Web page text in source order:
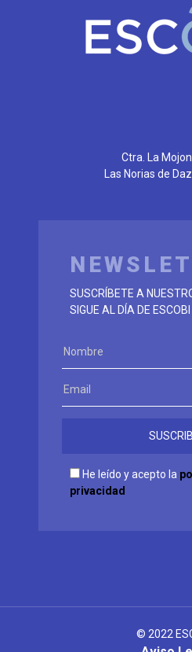
Ctra. La
Las Norias de
SUSCRÍBETE A
SIGUE AL DÍA DE ESCOBI
He leído y acepto la
privacidad
© 2022